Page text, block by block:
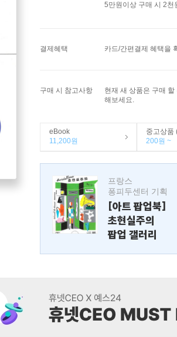
5만원이상 구매 시 2천
결제혜택 카드/간편결제 혜택을
구매 시 참고사항
현재 새 상품은 구매
해보세요.
eBook
11,200원
중고상품
200원 ~
프랑스
퐁피두센터 기획
[아트 팝업북]
초현실주의
팝업 갤러리